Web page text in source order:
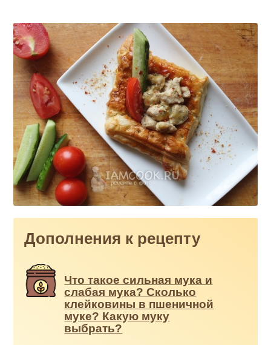
Дополнения к рецепту
Что такое сильная мука и
слабая мука? Сколько
клейковины в пшеничной
муке? Какую муку
выбрать?